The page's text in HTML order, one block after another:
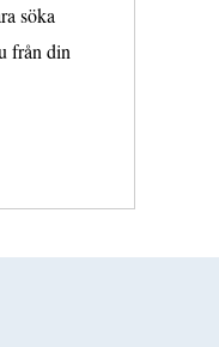
söka
från din